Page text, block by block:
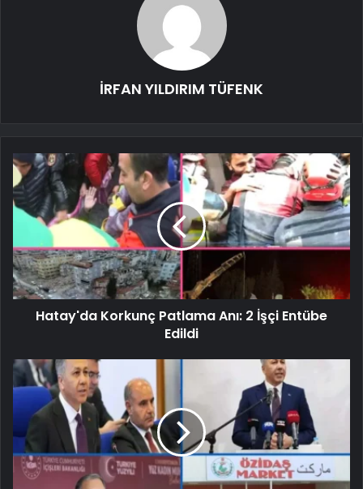
İRFAN YILDIRIM TÜFENK
Hatay'da Korkunç Patlama Anı: 2 İşçi Entübe
Edildi